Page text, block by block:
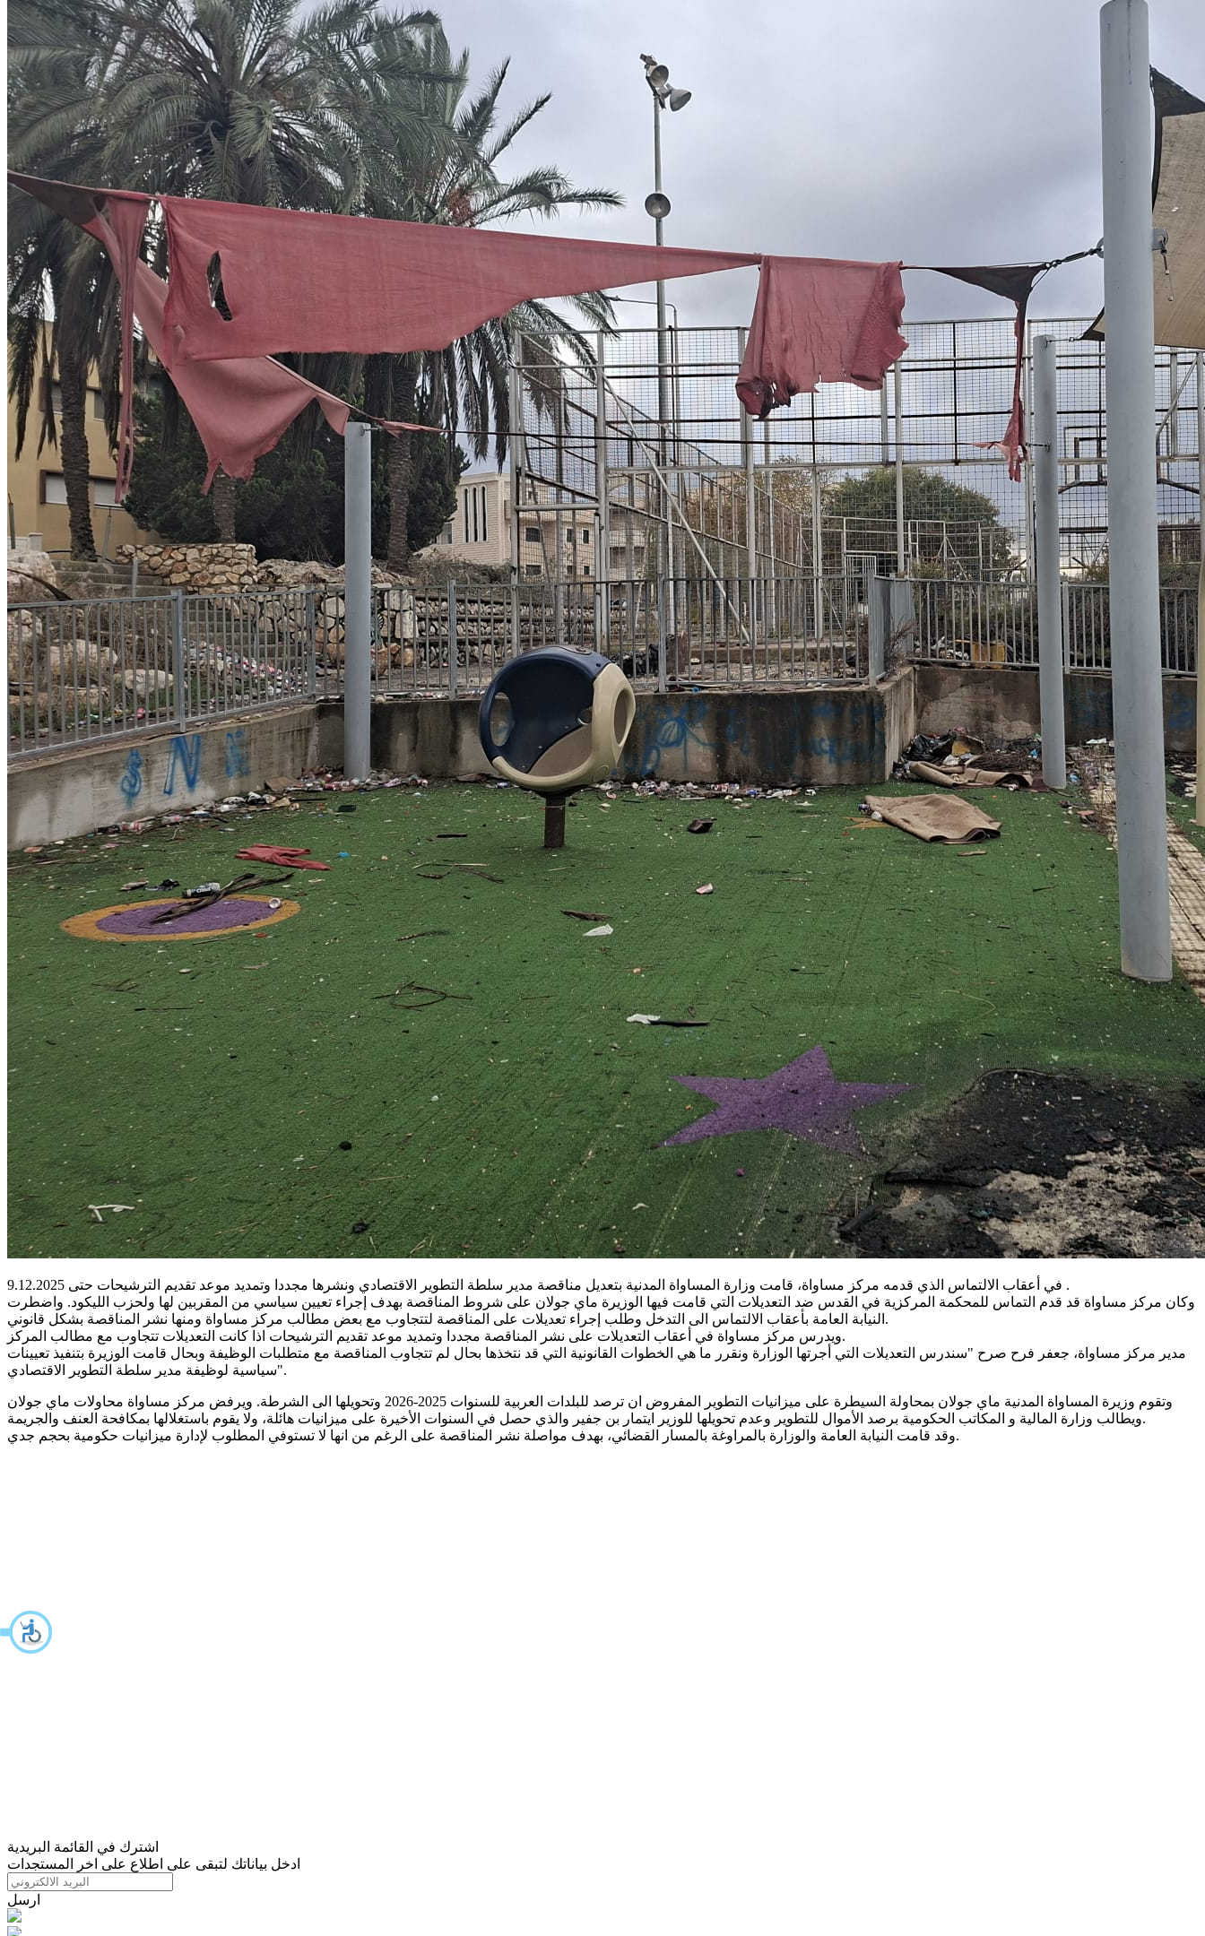
في أعقاب الالتماس الذي قدمه مركز مساواة، قامت وزارة المساواة المدنية بتعديل مناقصة مدير سلطة التطوير الاقتصادي ونشرها مجددا وتمديد موعد تقديم الترشيحات حتى 9.12.2025 .
وكان مركز مساواة قد قدم التماس للمحكمة المركزية في القدس ضد التعديلات التي قامت فيها الوزيرة ماي جولان على شروط المناقصة بهدف إجراء تعيين سياسي من المقربين لها ولحزب الليكود. واضطرت
النيابة العامة بأعقاب الالتماس الى التدخل وطلب إجراء تعديلات على المناقصة لتتجاوب مع بعض مطالب مركز مساواة ومنها نشر المناقصة بشكل قانوني.
ويدرس مركز مساواة في أعقاب التعديلات على نشر المناقصة مجددا وتمديد موعد تقديم الترشيحات اذا كانت التعديلات تتجاوب مع مطالب المركز.
مدير مركز مساواة، جعفر فرح صرح "سندرس التعديلات التي أجرتها الوزارة ونقرر ما هي الخطوات القانونية التي قد نتخذها بحال لم تتجاوب المناقصة مع متطلبات الوظيفة وبحال قامت الوزيرة بتنفيذ تعيينات
سياسية لوظيفة مدير سلطة التطوير الاقتصادي".
وتقوم وزيرة المساواة المدنية ماي جولان بمحاولة السيطرة على ميزانيات التطوير المفروض ان ترصد للبلدات العربية للسنوات 2025-2026 وتحويلها الى الشرطة. ويرفض مركز مساواة محاولات ماي جولان
ويطالب وزارة المالية و المكاتب الحكومية برصد الأموال للتطوير وعدم تحويلها للوزير ايتمار بن جفير والذي حصل في السنوات الأخيرة على ميزانيات هائلة، ولا يقوم باستغلالها بمكافحة العنف والجريمة.
وقد قامت النيابة العامة والوزارة بالمراوغة بالمسار القضائي، بهدف مواصلة نشر المناقصة على الرغم من انها لا تستوفي المطلوب لإدارة ميزانيات حكومية بحجم جدي.
اشترك في القائمة البريدية
ادخل بياناتك لتبقى على اطلاع على اخر المستجدات
ارسل